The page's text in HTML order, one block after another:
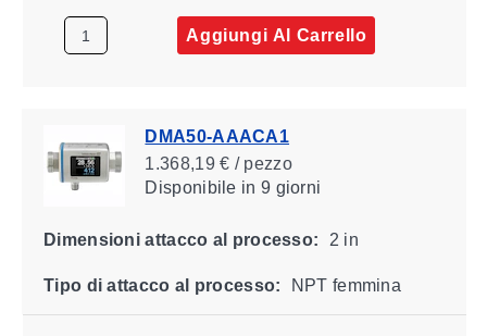
Aggiungi Al Carrello
DMA50-AAACA1
1.368,19 € / pezzo
Disponibile in 9 giorni
Dimensioni attacco al processo: 2 in
Tipo di attacco al processo: NPT femmina